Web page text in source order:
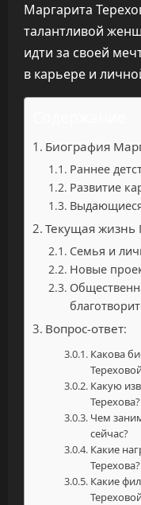
Маргарита
талантливой
идти за своей
в карьере и
Биография
Раннее
Развитие
Текущая жизнь
Семья и
Новые
Вопрос-ответ:
Какова
Какую
Терехова?
Чем
сейчас?
Какие
Терехова?
Какие